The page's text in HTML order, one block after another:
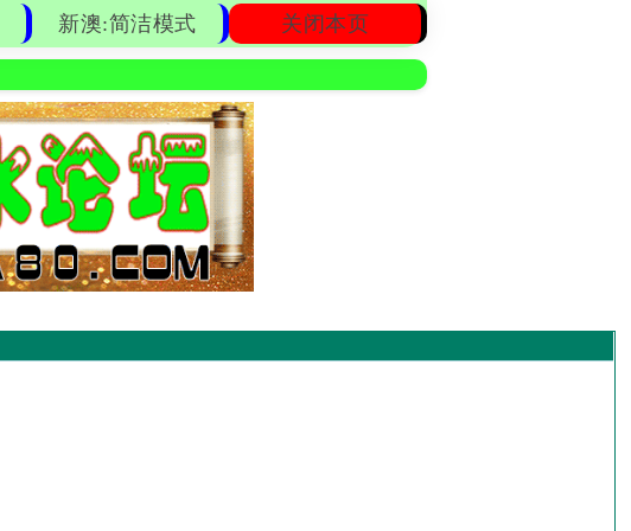
新澳:简洁模式 关闭本页